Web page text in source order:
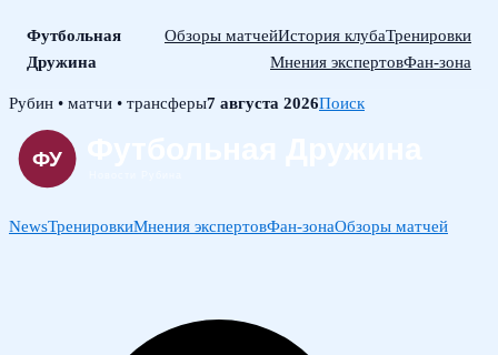
Футбольная
Дружина
Обзоры матчейИстория клубаТренировки
Мнения экспертовФан-зона
Skip
content
Рубин • матчи • трансферы7 августа 2026Поиск
NewsТренировкиМнения экспертовФан-зонаОбзоры матчей